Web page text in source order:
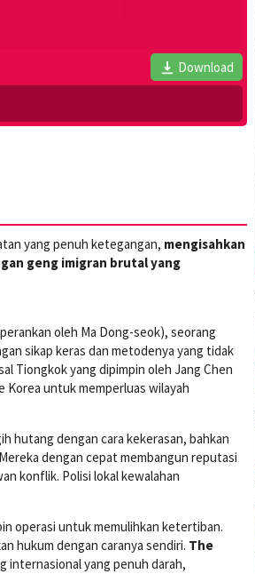
Download
yang penuh ketegangan, mengisahkan
geng imigran brutal yang
oleh Ma Dong-seok), seorang
sikap keras dan metodenya yang tidak
Tiongkok yang dipimpin oleh Jang Chen
Korea untuk memperluas wilayah
hutang dengan cara kekerasan, bahkan
dengan cepat membangun reputasi
konflik. Polisi lokal kewalahan
operasi untuk memulihkan ketertiban.
hukum dengan caranya sendiri. The
internasional yang penuh darah,